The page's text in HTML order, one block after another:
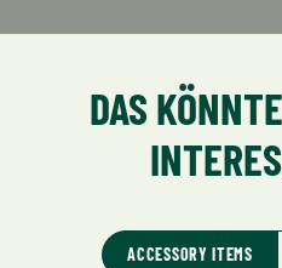
DAS
ACCESSORY ITEMS